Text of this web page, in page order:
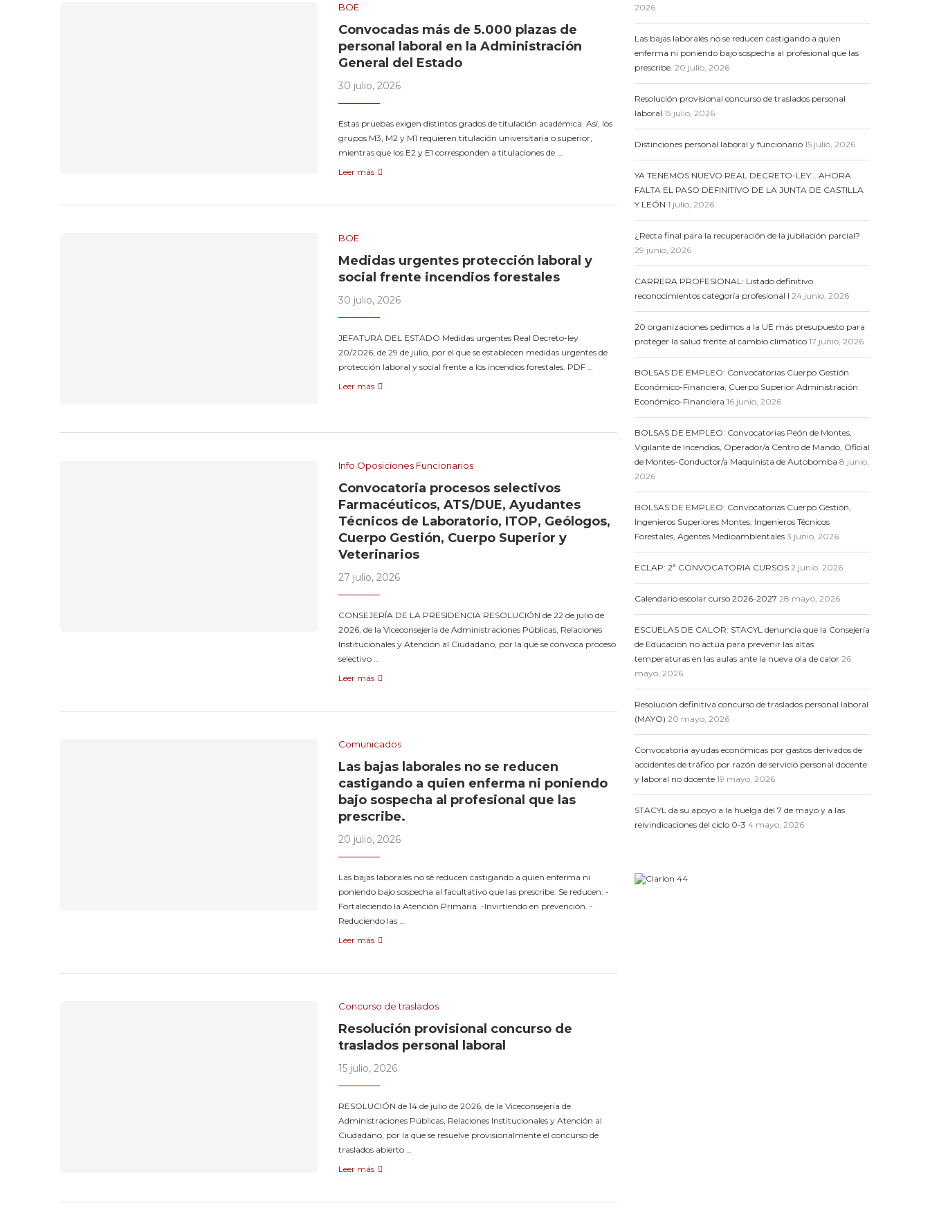
BOE
Convocadas más de 5.000 plazas de
personal laboral en la Administración
General del Estado
30 julio, 2026
Estas pruebas exigen distintos grados de titulación académica. Así, los
grupos M3, M2 y M1 requieren titulación universitaria o superior,
mientras que los E2 y E1 corresponden a titulaciones de …
Leer más
BOE
Medidas urgentes protección laboral y
social frente incendios forestales
30 julio, 2026
JEFATURA DEL ESTADO Medidas urgentes Real Decreto-ley
20/2026, de 29 de julio, por el que se establecen medidas urgentes de
protección laboral y social frente a los incendios forestales. PDF …
Leer más
Info Oposiciones Funcionarios
Convocatoria procesos selectivos
Farmacéuticos, ATS/DUE, Ayudantes
Técnicos de Laboratorio, ITOP, Geólogos,
Cuerpo Gestión, Cuerpo Superior y
Veterinarios
27 julio, 2026
CONSEJERÍA DE LA PRESIDENCIA RESOLUCIÓN de 22 de julio de
2026, de la Viceconsejería de Administraciones Públicas, Relaciones
Institucionales y Atención al Ciudadano, por la que se convoca proceso
selectivo …
Leer más
Comunicados
Las bajas laborales no se reducen
castigando a quien enferma ni poniendo
bajo sospecha al profesional que las
prescribe.
20 julio, 2026
Las bajas laborales no se reducen castigando a quien enferma ni
poniendo bajo sospecha al facultativo que las prescribe. Se reducen: -
Fortaleciendo la Atención Primaria. -Invirtiendo en prevención. -
Reduciendo las …
Leer más
Concurso de traslados
Resolución provisional concurso de
traslados personal laboral
15 julio, 2026
RESOLUCIÓN de 14 de julio de 2026, de la Viceconsejería de
Administraciones Públicas, Relaciones Institucionales y Atención al
Ciudadano, por la que se resuelve provisionalmente el concurso de
traslados abierto …
Leer más
2026
Las bajas laborales no se reducen castigando a quien
enferma ni poniendo bajo sospecha al profesional que las
prescribe. 20 julio, 2026
Resolución provisional concurso de traslados personal
laboral 15 julio, 2026
Distinciones personal laboral y funcionario 15 julio, 2026
YA TENEMOS NUEVO REAL DECRETO-LEY… AHORA
FALTA EL PASO DEFINITIVO DE LA JUNTA DE CASTILLA
Y LEÓN 1 julio, 2026
¿Recta final para la recuperación de la jubilación parcial?
29 junio, 2026
CARRERA PROFESIONAL: Listado definitivo
reconocimientos categoría profesional I 24 junio, 2026
20 organizaciones pedimos a la UE más presupuesto para
proteger la salud frente al cambio climático 17 junio, 2026
BOLSAS DE EMPLEO: Convocatorias Cuerpo Gestión
Económico-Financiera, Cuerpo Superior Administración
Económico-Financiera 16 junio, 2026
BOLSAS DE EMPLEO: Convocatorias Peón de Montes,
Vigilante de Incendios, Operador/a Centro de Mando, Oficial
de Montes-Conductor/a Maquinista de Autobomba 8 junio,
2026
BOLSAS DE EMPLEO: Convocatorias Cuerpo Gestión,
Ingenieros Superiores Montes, Ingenieros Técnicos
Forestales, Agentes Medioambientales 3 junio, 2026
ECLAP: 2ª CONVOCATORIA CURSOS 2 junio, 2026
Calendario escolar curso 2026-2027 28 mayo, 2026
ESCUELAS DE CALOR: STACYL denuncia que la Consejería
de Educación no actúa para prevenir las altas
temperaturas en las aulas ante la nueva ola de calor 26
mayo, 2026
Resolución definitiva concurso de traslados personal laboral
(MAYO) 20 mayo, 2026
Convocatoria ayudas económicas por gastos derivados de
accidentes de tráfico por razón de servicio personal docente
y laboral no docente 19 mayo, 2026
STACYL da su apoyo a la huelga del 7 de mayo y a las
reivindicaciones del ciclo 0-3 4 mayo, 2026